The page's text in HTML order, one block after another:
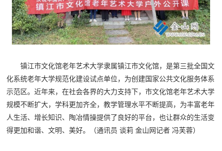
镇江市文化馆老年艺术大学隶属镇江市文化馆，是第三批全国文
化系统老年大学规范化建设试点单位，为创建国家公共文化服务体系
示范区。近年来，在社会各界的大力支持下，市文化馆老年艺术大学
规模不断扩大，学科更加齐全，教学管理水平不断提高，为丰富老年
人生活、增长知识、陶冶情操提供了良好的平台，也让群众的生活变
得更加和谐、文明、美好。（通讯员 谈莉 金山网记者 冯芙蓉）